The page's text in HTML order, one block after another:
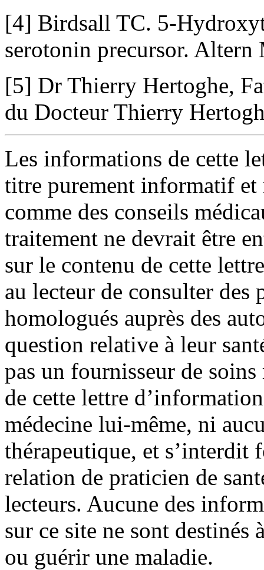
[4] Birdsall TC. 5-
serotonin precursor.
[5] Dr Thierry Hertoghe,
du Docteur Thierry
Les informations de cette
titre purement informatif et
comme des conseils
traitement ne devrait être
sur le contenu de cette
au lecteur de consulter des
homologués auprès des
question relative à leur
pas un fournisseur de
de cette lettre
médecine lui-même, ni
thérapeutique, et s’interdit
relation de praticien de
lecteurs. Aucune des
sur ce site ne sont destinés
ou guérir une maladie.